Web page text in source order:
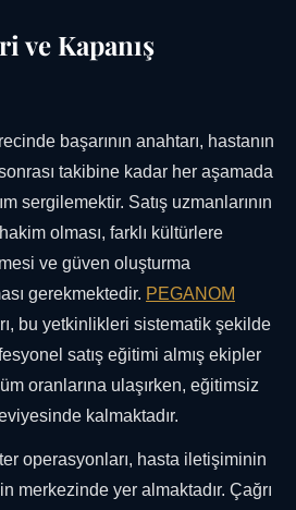
ve Kapanış
başarının anahtarı, hastanın
takibine kadar her aşamada
sergilemektir. Satış uzmanlarının
olması, farklı kültürlere
ve güven oluşturma
gerekmektedir. PEGANOM
bu yetkinlikleri sistematik şekilde
satış eğitimi almış ekipler
oranlarına ulaşırken, eğitimsiz
kalmaktadır.
operasyonları, hasta iletişiminin
merkezinde yer almaktadır. Çağrı